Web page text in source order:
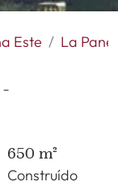
Este La
650 m²
Construído